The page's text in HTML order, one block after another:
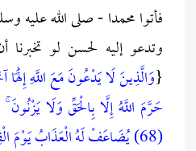
فأتوا محمدا - صلى الله عليه
وتدعو إليه لحسن لو تخبرنا
{وَالَّذِينَ لَا يَدْعُونَ مَعَ اللَّهِ
حَرَّمَ اللَّهُ إِلَّا بِالْحَقِّ وَلَا